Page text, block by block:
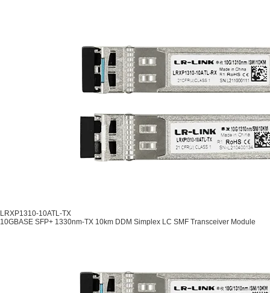
LRXP1310-10ATL-TX
10GBASE SFP+ 1330nm-TX 10km DDM Simplex LC SMF Transceiver Module